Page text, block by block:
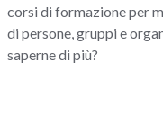
corsi di formazione per
di persone, gruppi e
saperne di più?